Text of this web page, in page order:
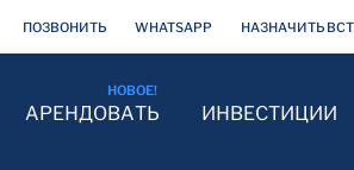
АРЕНДОВАТЬ ИНВЕСТИЦИИ
ПОЗВОНИТЬ WHATSAPP НАЗНАЧИТЬ